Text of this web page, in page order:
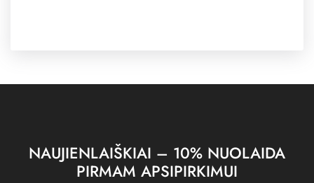
NAUJIENLAIŠKIAI – 10% NUOLAIDA
PIRMAM APSIPIRKIMUI